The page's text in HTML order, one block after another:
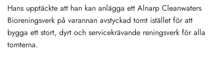
Hans upptäckte att han kan anlägga ett Alnarp Cleanwaters
Bioreningsverk på varannan avstyckad tomt istället för att
bygga ett stort, dyrt och servicekrävande reningsverk för alla
tomterna.